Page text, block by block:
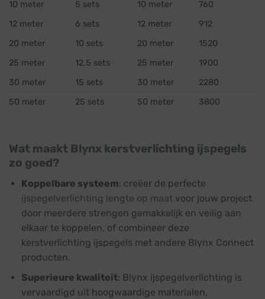
10 meter
5 sets 10 meter
760
12 meter
6 sets 12 meter
912
20 meter
10 sets 20 meter
1520
25 meter
12,5 sets 25 meter
1900
30 meter
15 sets 30 meter
2280
50 meter
25 sets 50 meter 3800
Wat maakt Blynx kerstverlichting ijspegels
zo goed?
Koppelbare systeem: creëer de perfecte
ijspegelverlichting lengte op maatvoor jouw project
door meerdere strengen gemakkelijk en veilig aan
elkaar te koppelen, of combineer deze
kerstverlichting ijspegels met andere Blynx Connect
producten.
Superieure kwaliteit: Blynx ijspegelverlichting is
vervaardigd uit hoogwaardige materialen,